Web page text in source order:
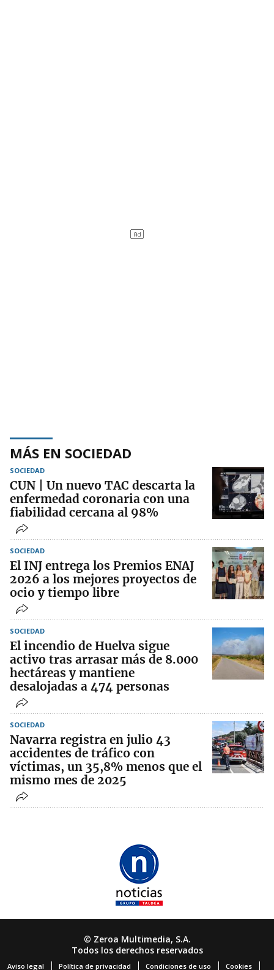
MÁS EN SOCIEDAD
SOCIEDAD
CUN | Un nuevo TAC descarta la
enfermedad coronaria con una
fiabilidad cercana al 98%
SOCIEDAD
El INJ entrega los Premios ENAJ
2026 a los mejores proyectos de
ocio y tiempo libre
SOCIEDAD
El incendio de Huelva sigue
activo tras arrasar más de 8.000
hectáreas y mantiene
desalojadas a 474 personas
SOCIEDAD
Navarra registra en julio 43
accidentes de tráfico con
víctimas, un 35,8% menos que el
mismo mes de 2025
© Zeroa Multimedia, S.A.
Todos los derechos reservados
Aviso legal Política de privacidad Condiciones de uso Cookies